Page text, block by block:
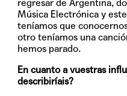
regresar de Argentina,
Música Electrónica y
teníamos que
otro teníamos una
hemos parado.
En cuanto a vuestras
describiríais?